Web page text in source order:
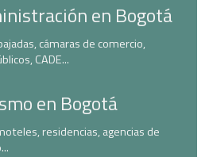
en Bogotá
cámaras de comercio,
CADE...
en Bogotá
residencias, agencias de